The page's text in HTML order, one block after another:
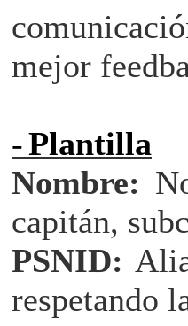
mejor
-Plantilla
Nombre:
capitán,
PSNID:
respetando